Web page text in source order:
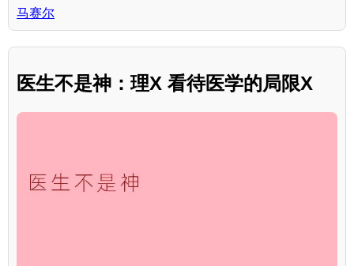
马赛尔
医生不是神：理X 看待医学的局限X